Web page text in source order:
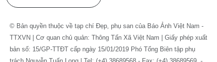
© Bản quyền thuộc về tạp chí Đẹp, phụ san của Báo Ảnh Việt Nam -
TTXVN | Cơ quan chủ quản: Thông Tấn Xã Việt Nam | Giấy phép xuất
bản số: 15/GP-TTĐT cấp ngày 15/01/2019 Phó Tổng Biên tập phụ